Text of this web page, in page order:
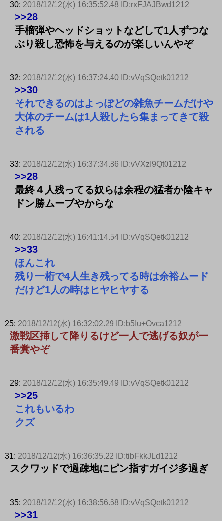
30: 2018/12/12(水) 16:35:52.48 ID:rxFJAJBwd1212
>>28
手榴弾やヘッドショットなどして1人ずつな
ぶり殺し恐怖を与えるのが楽しいんやぞ
32: 2018/12/12(水) 16:37:24.40 ID:vVqSQetk01212
>>30
それできるのはよっぽどの雑魚チームだけや
大体のチームは1人殺したら集まってきて殺
される
33: 2018/12/12(水) 16:37:34.86 ID:vVXzI9Qt01212
>>28
最終４人残ってる奴らは余程の猛者か陰キャ
ドン勝ムーブやからな
40: 2018/12/12(水) 16:41:14.54 ID:vVqSQetk01212
>>33
ほんこれ
残り一桁で4人生き残ってる時は余裕ムード
だけど1人の時はヒヤヒヤする
25: 2018/12/12(水) 16:32:02.29 ID:b5Iu+Ovca1212
激戦区挿して降りるけど一人で逃げる奴が一
番糞やぞ
29: 2018/12/12(水) 16:35:49.49 ID:vVqSQetk01212
>>25
これもいるわ
クズ
31: 2018/12/12(水) 16:36:35.22 ID:tibFkkJLd1212
スクワッドで過疎地にピン指すガイジ多過ぎ
35: 2018/12/12(水) 16:38:56.68 ID:vVqSQetk01212
>>31